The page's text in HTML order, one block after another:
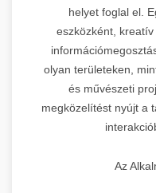
helyet foglal el.
eszközként,
olyan területeken,
és művészeti
megközelítést nyújt a
Az